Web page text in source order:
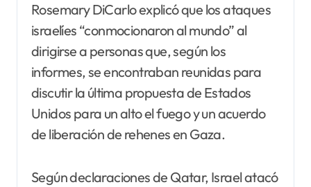
Rosemary DiCarlo explicó que los ataques
israelíes “conmocionaron al mundo” al
dirigirse a personas que, según los
informes, se encontraban reunidas para
discutir la última propuesta de Estados
Unidos para un alto el fuego y un acuerdo
de liberación de rehenes en Gaza.
Según declaraciones de Qatar, Israel atacó